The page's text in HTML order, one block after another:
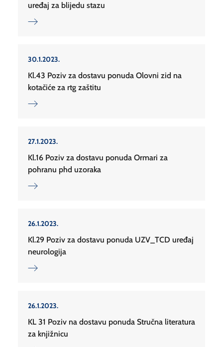
uređaj za blijedu stazu
30.1.2023.
Kl.43 Poziv za dostavu ponuda Olovni zid na
kotačiće za rtg zaštitu
27.1.2023.
Kl.16 Poziv za dostavu ponuda Ormari za
pohranu phd uzoraka
26.1.2023.
Kl.29 Poziv za dostavu ponuda UZV_TCD uređaj
neurologija
26.1.2023.
KL 31 Poziv na dostavu ponuda Stručna literatura
za knjižnicu